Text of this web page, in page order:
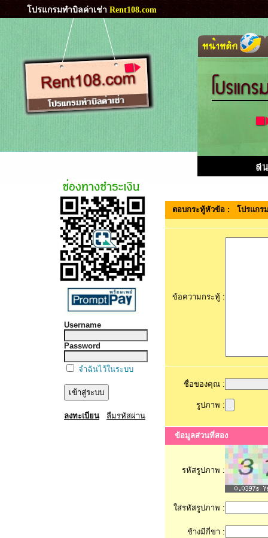
โปรแกรมทำบิลค่าเช่า Rent108.com
Username
Password
จำฉันไว้ในระบบ
ลงทะเบียน ลืมรหัสผ่าน
ตอบกระทู้หัวข้อ : โปรแกรม
ข้อความกระทู้ :
ชื่อของคุณ :
รูปภาพ :
ข้อมูลส่วนที่สอง
รหัสรูปภาพ :
ใส่รหัสรูปภาพ :
ช้างมีกี่ขา :